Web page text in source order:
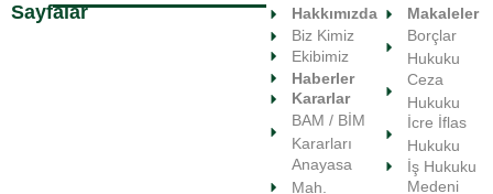
Sayfalar
Hakkımızda
Biz Kimiz
Ekibimiz
Haberler
Kararlar
BAM / BİM
Kararları
Anayasa
Mah.
Makaleler
Borçlar
Hukuku
Ceza
Hukuku
İcre İflas
Hukuku
İş Hukuku
Medeni